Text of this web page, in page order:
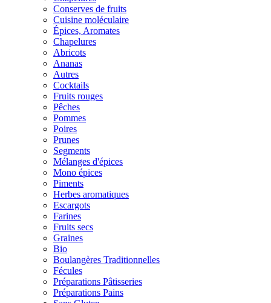
Conserves de fruits
Cuisine moléculaire
Épices, Aromates
Chapelures
Abricots
Ananas
Autres
Cocktails
Fruits rouges
Pêches
Pommes
Poires
Prunes
Segments
Mélanges d'épices
Mono épices
Piments
Herbes aromatiques
Escargots
Farines
Fruits secs
Graines
Bio
Boulangères Traditionnelles
Fécules
Préparations Pâtisseries
Préparations Pains